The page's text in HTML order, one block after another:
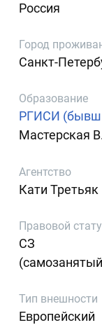
Россия
Город
Санкт-
Образование
РГИСИ
Мастерская
Агентство
Кати Третьяк
Правовой
СЗ
Тип внешности
Европейский